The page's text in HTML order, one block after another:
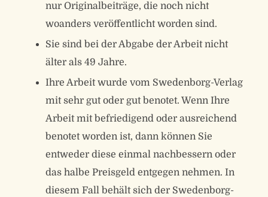
nur Originalbeiträge, die noch nicht
woanders veröffentlicht worden sind.
Sie sind bei der Abgabe der Arbeit nicht
älter als 49 Jahre.
Ihre Arbeit wurde vom Swedenborg-Verlag
mit sehr gut oder gut benotet. Wenn Ihre
Arbeit mit befriedigend oder ausreichend
benotet worden ist, dann können Sie
entweder diese einmal nachbessern oder
das halbe Preisgeld entgegen nehmen. In
diesem Fall behält sich der Swedenborg-